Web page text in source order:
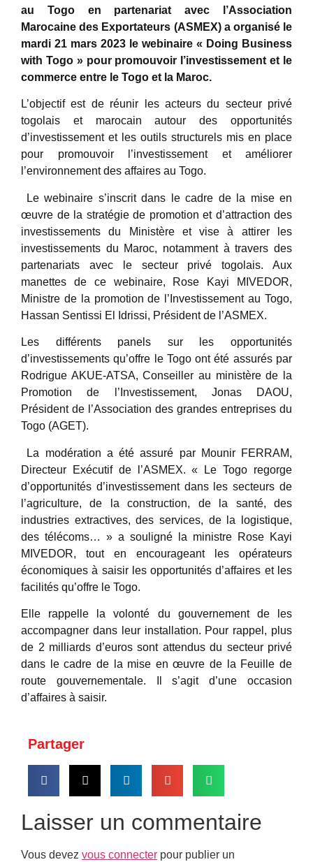
au Togo en partenariat avec l’Association
Marocaine des Exportateurs (ASMEX) a organisé le
mardi 21 mars 2023 le webinaire « Doing Business
with Togo » pour promouvoir l’investissement et le
commerce entre le Togo et la Maroc.
L’objectif est de réunir les acteurs du secteur privé
togolais et marocain autour des opportunités
d’investissement et les outils structurels mis en place
pour promouvoir l’investissement et améliorer
l’environnement des affaires au Togo.
Le webinaire s’inscrit dans le cadre de la mise en
œuvre de la stratégie de promotion et d’attraction des
investissements du Ministère et vise à attirer les
investissements du Maroc, notamment à travers des
partenariats avec le secteur privé togolais. Aux
manettes de ce webinaire, Rose Kayi MIVEDOR,
Ministre de la promotion de l’Investissement au Togo,
Hassan Sentissi El Idrissi, Président de l’ASMEX.
Les différents panels sur les opportunités
d’investissements qu’offre le Togo ont été assurés par
Rodrigue AKUE-ATSA, Conseiller au ministère de la
Promotion de l’Investissement, Jonas DAOU,
Président de l’Association des grandes entreprises du
Togo (AGET).
La modération a été assuré par Mounir FERRAM,
Directeur Exécutif de l’ASMEX. « Le Togo regorge
d’opportunités d’investissement dans les secteurs de
l’agriculture, de la construction, de la santé, des
industries extractives, des services, de la logistique,
des télécoms… » a souligné la ministre Rose Kayi
MIVEDOR, tout en encourageant les opérateurs
économiques à saisir les opportunités d’affaires et les
facilités qu’offre le Togo.
Elle rappelle la volonté du gouvernement de les
accompagner dans leur installation. Pour rappel, plus
de 2 milliards d’euros sont attendus du secteur privé
dans le cadre de la mise en œuvre de la Feuille de
route gouvernementale. Il s’agit d’une occasion
d’affaires à saisir.
Partager
Laisser un commentaire
Vous devez vous connecter pour publier un